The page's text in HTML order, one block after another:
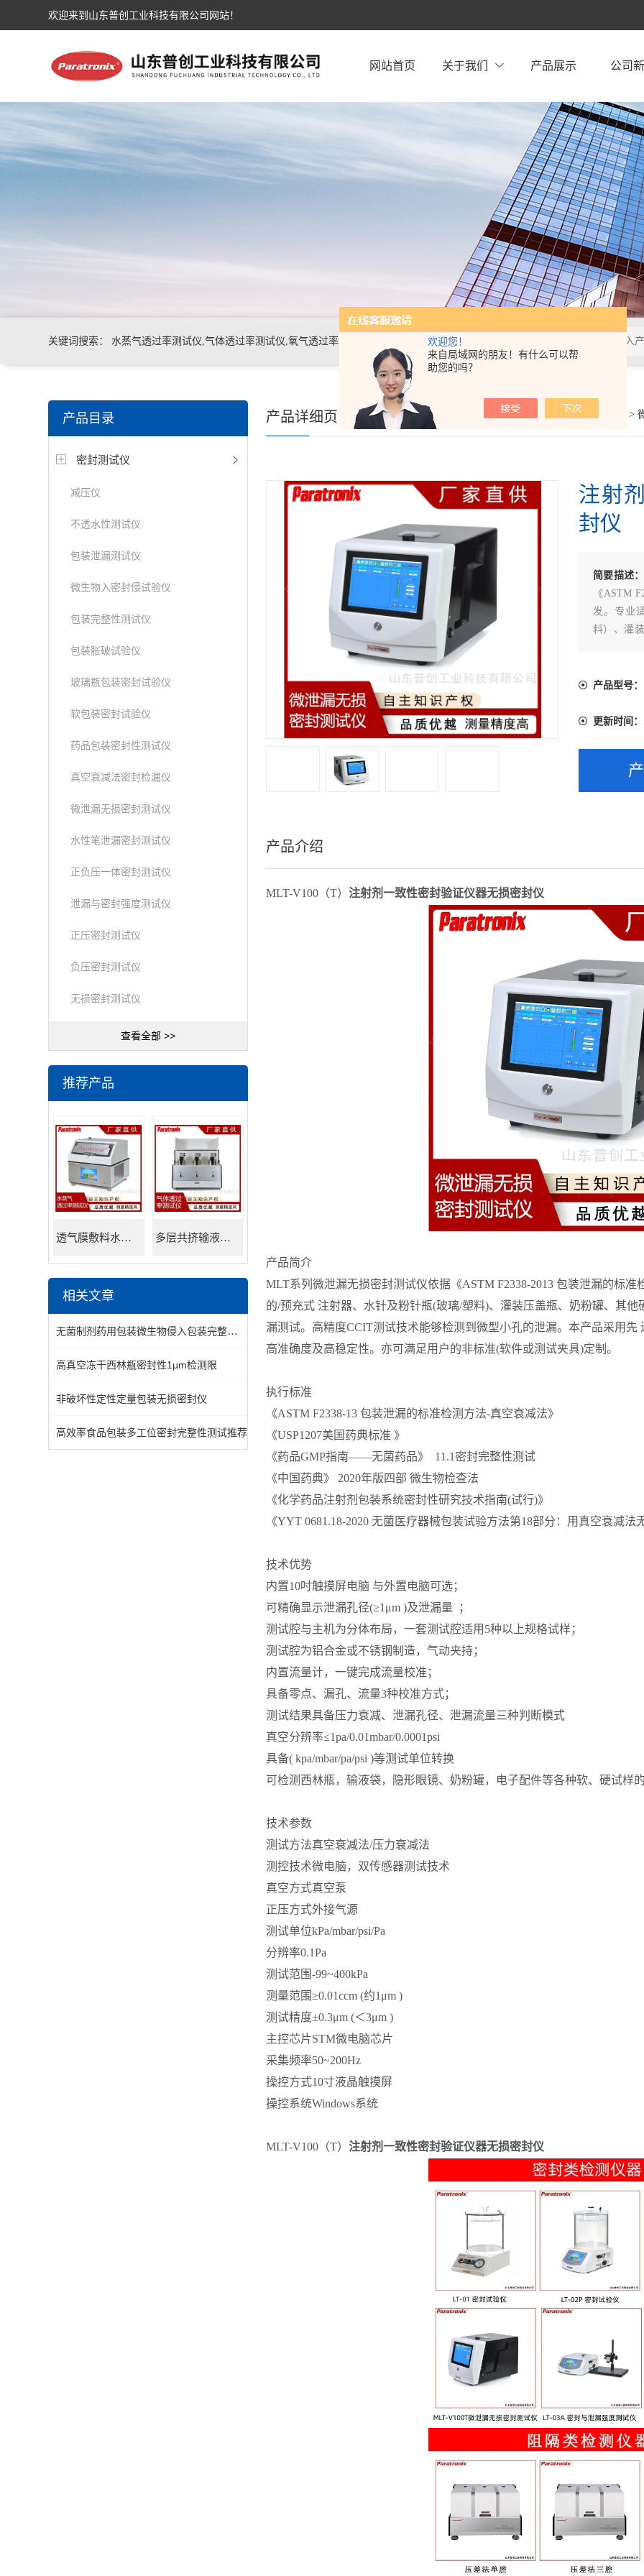
欢迎您！
来自局域网的朋友！有什么可以帮
助您的吗？
欢迎来到山东普创工业科技有限公司网站！
网站首页 关于我们 产品展示 公司
关键词搜索： 水蒸气透过率测试仪,气体透过率测试仪,氧气透过率测试仪,接骨螺钉性能测试仪，导
管导丝滑动性能测试仪，密封仪，微泄漏密封测试仪，热封试验仪，包装耐压试验仪，电子拉力
机，泄漏与密封强度测试仪，透气度测试仪
产品目录
密封测试仪
减压仪
不透水性测试仪
包装泄漏测试仪
微生物入密封侵试验仪
包装完整性测试仪
包装胀破试验仪
玻璃瓶包装密封试验仪
软包装密封试验仪
药品包装密封性测试仪
真空衰减法密封检漏仪
微泄漏无损密封测试仪
水性笔泄漏密封测试仪
正负压一体密封测试仪
泄漏与密封强度测试仪
正压密封测试仪
负压密封测试仪
无损密封测试仪
查看全部 >>
推荐产品
透气膜敷料水蒸透过率测试仪 多层共挤输液用膜氮气透过率测试仪
相关文章
无菌制剂药用包装微生物侵入包装完整性测试推荐
高真空冻干西林瓶密封性1μm检测限
非破坏性定性定量包装无损密封仪
高效率食品包装多工位密封完整性测试推荐
首页> >密封测试仪 >
产品详细页
注射
封仪
简要描述：
《ASTM
发。专业
料）、灌
或测试夹
产品型号：
更新时间：
产品介绍
MLT-V100（T） 注射剂一致性密封验证仪器无损密封仪
产品简介
MLT系列微泄漏无损密封测试仪依据《ASTM F2338-2013 包装泄漏的标
的/预充式 注射器、水针及粉针瓶(玻璃/塑料)、灌装压盖瓶、奶粉罐、其
漏测试。高精度CCIT测试技术能够检测到微型小孔的泄漏。本产品采用
高准确度及高稳定性。亦可满足用户的非标准(软件或测试夹具)定制。
执行标准
《ASTM F2338-13 包装泄漏的标准检测方法-真空衰减法》
《USP1207美国药典标准 》
《药品GMP指南——无菌药品》 11.1密封完整性测试
《中国药典》 2020年版四部 微生物检查法
《化学药品注射剂包装系统密封性研究技术指南(试行)》
《YYT 0681.18-2020 无菌医疗器械包装试验方法第18部分：用真空衰减法
技术优势
内置10吋触摸屏电脑 与外置电脑可选；
可精确显示泄漏孔径(≥1μm )及泄漏量 ；
测试腔与主机为分体布局，一套测试腔适用5种以上规格试样；
测试腔为铝合金或不锈钢制造，气动夹持；
内置流量计，一键完成流量校准；
具备零点、漏孔、流量3种校准方式；
测试结果具备压力衰减、泄漏孔径、泄漏流量三种判断模式
真空分辨率≤1pa/0.01mbar/0.0001psi
具备( kpa/mbar/pa/psi )等测试单位转换
可检测西林瓶，输液袋，隐形眼镜、奶粉罐，电子配件等各种软、硬试样
技术参数
测试方法真空衰减法/压力衰减法
测控技术微电脑，双传感器测试技术
真空方式真空泵
正压方式外接气源
测试单位kPa/mbar/psi/Pa
分辨率0.1Pa
测试范围-99~400kPa
测量范围≥0.01ccm (约1μm )
测试精度±0.3μm (＜3μm )
主控芯片STM微电脑芯片
采集频率50~200Hz
操控方式10寸液晶触摸屏
操控系统Windows系统
MLT-V100（T） 注射剂一致性密封验证仪器无损密封仪